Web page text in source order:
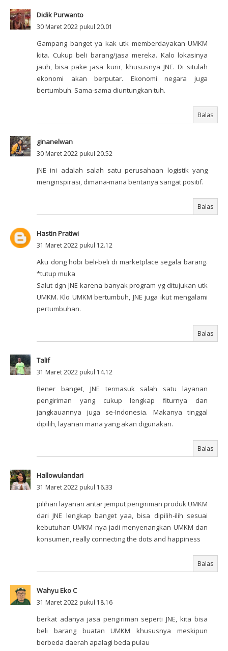
Didik Purwanto
30 Maret 2022 pukul 20.01
Gampang banget ya kak utk memberdayakan UMKM
kita. Cukup beli barang/jasa mereka. Kalo lokasinya
jauh, bisa pake jasa kurir, khususnya JNE. Di situlah
ekonomi akan berputar. Ekonomi negara juga
bertumbuh. Sama-sama diuntungkan tuh.
Balas
ginanelwan
30 Maret 2022 pukul 20.52
JNE ini adalah salah satu perusahaan logistik yang
menginspirasi, dimana-mana beritanya sangat positif.
Balas
Hastin Pratiwi
31 Maret 2022 pukul 12.12
Aku dong hobi beli-beli di marketplace segala barang.
*tutup muka
Salut dgn JNE karena banyak program yg ditujukan utk
UMKM. Klo UMKM bertumbuh, JNE juga ikut mengalami
pertumbuhan.
Balas
Talif
31 Maret 2022 pukul 14.12
Bener banget, JNE termasuk salah satu layanan
pengiriman yang cukup lengkap fiturnya dan
jangkauannya juga se-Indonesia. Makanya tinggal
dipilih, layanan mana yang akan digunakan.
Balas
Hallowulandari
31 Maret 2022 pukul 16.33
pilihan layanan antar jemput pengiriman produk UMKM
dari JNE lengkap banget yaa, bisa dipilih-ilih sesuai
kebutuhan UMKM nya jadi menyenangkan UMKM dan
konsumen, really connecting the dots and happiness
Balas
Wahyu Eko C
31 Maret 2022 pukul 18.16
berkat adanya jasa pengiriman seperti JNE, kita bisa
beli barang buatan UMKM khususnya meskipun
berbeda daerah apalagi beda pulau